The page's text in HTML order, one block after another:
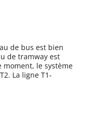
de bus est bien
de tramway est
moment, le système
La ligne T1-